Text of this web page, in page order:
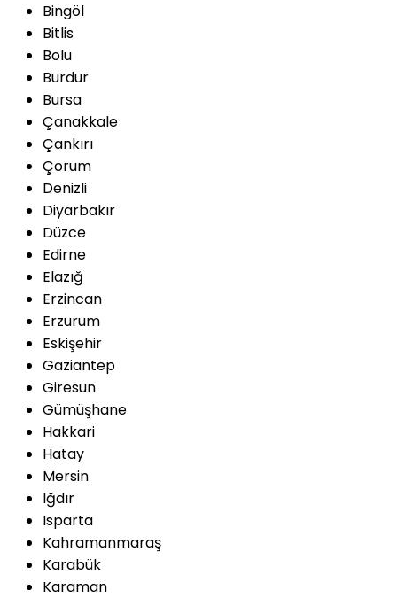
Bingöl
Bitlis
Bolu
Burdur
Bursa
Çanakkale
Çankırı
Çorum
Denizli
Diyarbakır
Düzce
Edirne
Elazığ
Erzincan
Erzurum
Eskişehir
Gaziantep
Giresun
Gümüşhane
Hakkari
Hatay
Mersin
Iğdır
Isparta
Kahramanmaraş
Karabük
Karaman